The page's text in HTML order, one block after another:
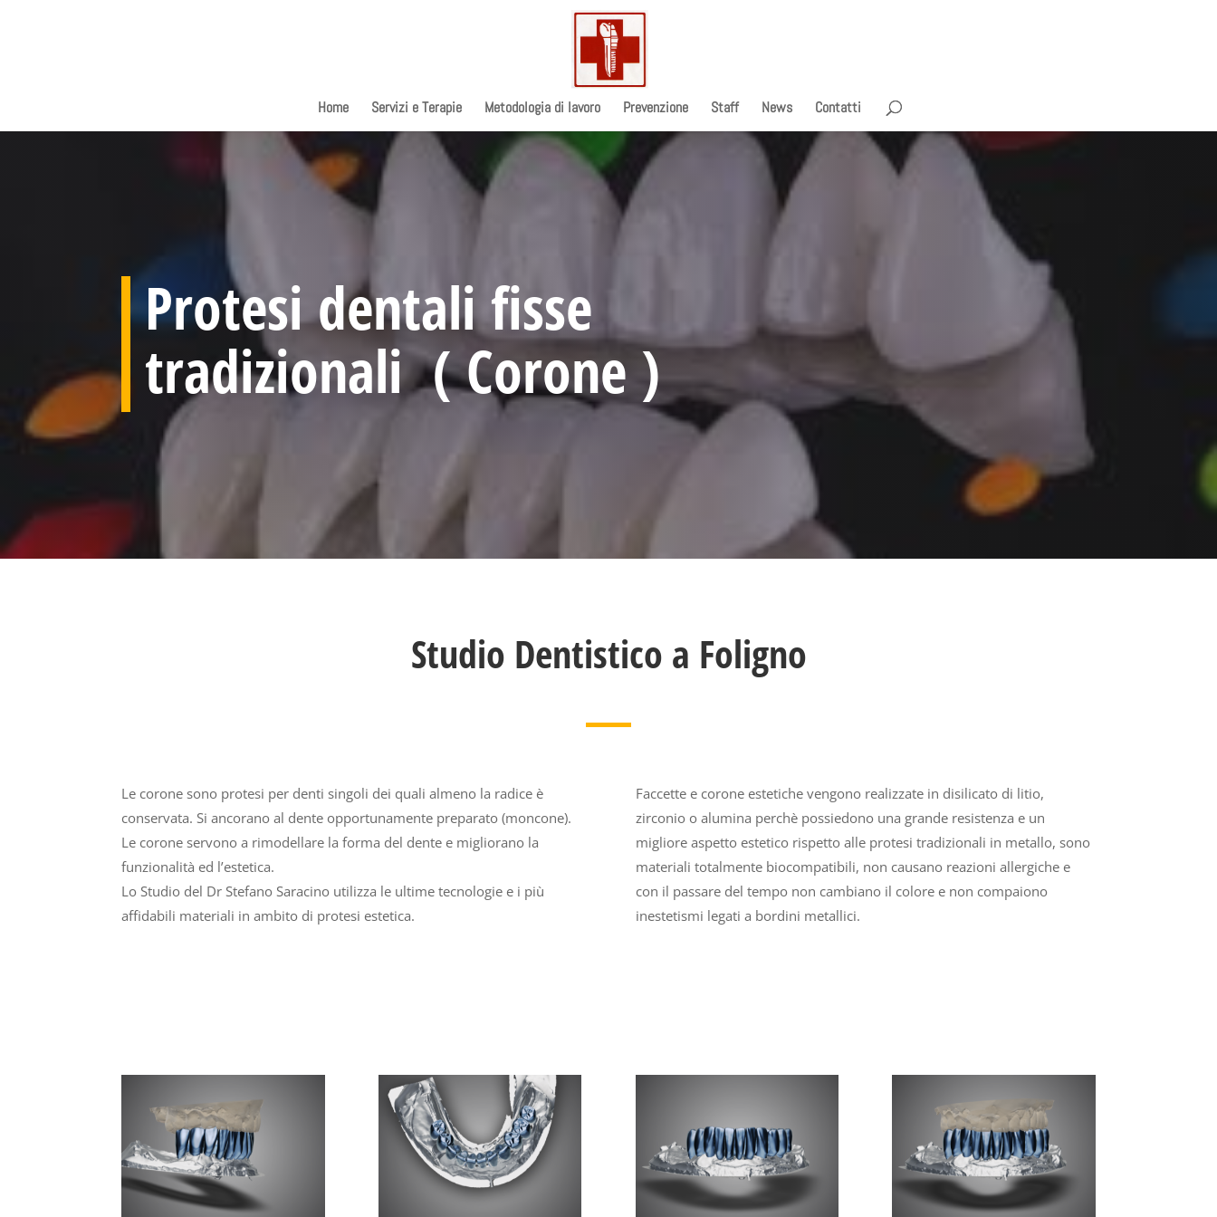
Home Servizi e Terapie Metodologia di lavoro Prevenzione Staff News Contatti
Protesi dentali fisse
tradizionali ( Corone )
Studio Dentistico a Foligno
Le corone sono protesi per denti singoli dei quali almeno la radice è
conservata. Si ancorano al dente opportunamente preparato (moncone).
Le corone servono a rimodellare la forma del dente e migliorano la
funzionalità ed l’estetica.
Lo Studio del Dr Stefano Saracino utilizza le ultime tecnologie e i più
affidabili materiali in ambito di protesi estetica.
Faccette e corone estetiche vengono realizzate in disilicato di litio,
zirconio o alumina perchè possiedono una grande resistenza e un
migliore aspetto estetico rispetto alle protesi tradizionali in metallo, sono
materiali totalmente biocompatibili, non causano reazioni allergiche e
con il passare del tempo non cambiano il colore e non compaiono
inestetismi legati a bordini metallici.